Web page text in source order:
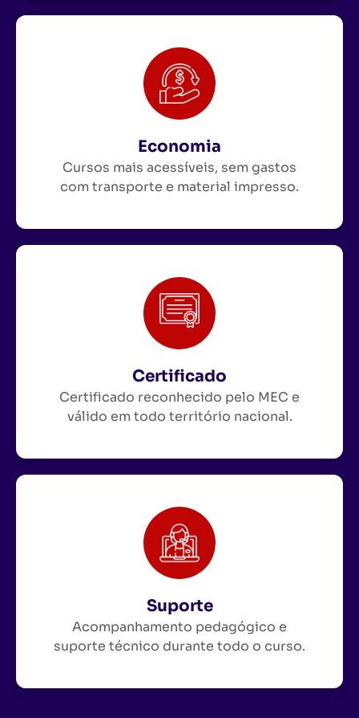
Economia
Cursos mais acessíveis, sem gastos
com transporte e material impresso.
Certificado
Certificado reconhecido pelo MEC e
válido em todo território nacional.
Suporte
Acompanhamento pedagógico e
suporte técnico durante todo o curso.